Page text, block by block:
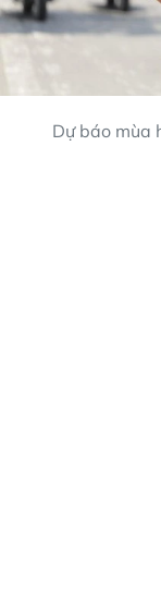
Dự báo mùa